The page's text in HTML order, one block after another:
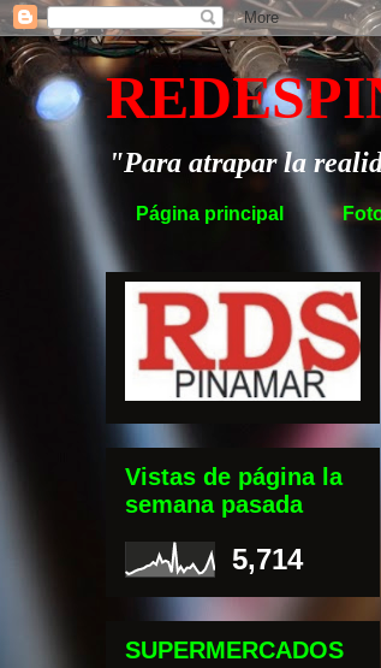
"Para atrapar la
Página principal
Vistas de página la
semana pasada
5,714
SUPERMERCADOS